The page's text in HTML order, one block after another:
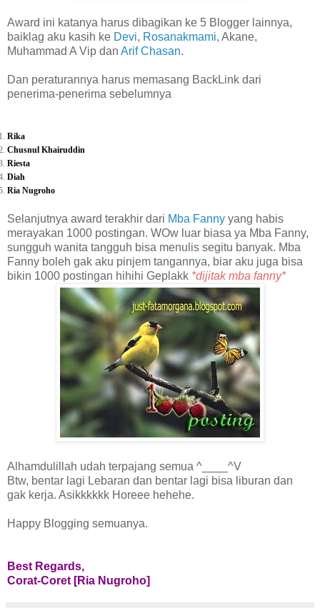
Award ini katanya harus dibagikan ke 5 Blogger lainnya,
baiklag aku kasih ke Devi, Rosanakmami, Akane,
Muhammad A Vip dan Arif Chasan.
Dan peraturannya harus memasang BackLink dari
penerima-penerima sebelumnya
Rika
Chusnul Khairuddin
Riesta
Diah
Ria Nugroho
Selanjutnya award terakhir dari Mba Fanny yang habis
merayakan 1000 postingan. WOw luar biasa ya Mba Fanny,
sungguh wanita tangguh bisa menulis segitu banyak. Mba
Fanny boleh gak aku pinjem tangannya, biar aku juga bisa
bikin 1000 postingan hihihi Geplakk *dijitak mba fanny*
Alhamdulillah udah terpajang semua ^____^V
Btw, bentar lagi Lebaran dan bentar lagi bisa liburan dan
gak kerja. Asikkkkkk Horeee hehehe.
Happy Blogging semuanya.
Best Regards,
Corat-Coret [Ria Nugroho]